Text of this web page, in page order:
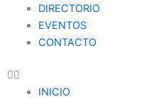
DIRECTORIO
EVENTOS
CONTACTO
INICIO